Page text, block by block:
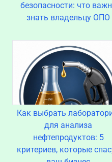
безопасности: что
знать владельцу ОПО
Как выбрать
для анализа
нефтепродуктов: 5
критериев, которые